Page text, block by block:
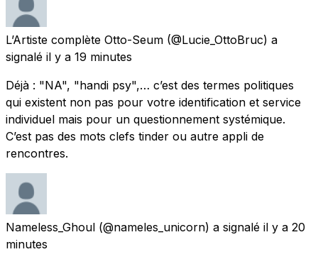
L’Artiste complète Otto-Seum (@Lucie_OttoBruc) a
signalé il y a 19 minutes
Déjà : "NA", "handi psy",… c’est des termes politiques
qui existent non pas pour votre identification et service
individuel mais pour un questionnement systémique.
C’est pas des mots clefs tinder ou autre appli de
rencontres.
Nameless_Ghoul (@nameles_unicorn) a signalé il y a 20
minutes